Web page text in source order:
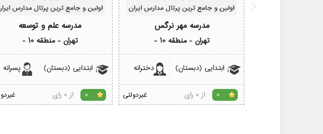
مدرسه مهر نرگس
تهران - منطقه 10 -
ابتدایی (دبستان) دخترانه
غیردولتی 0 از 0 رای
مدرسه علم و توسعه
تهران - منطقه 10 -
ابتدایی (دبستان) پسرانه
0 از 0 رای